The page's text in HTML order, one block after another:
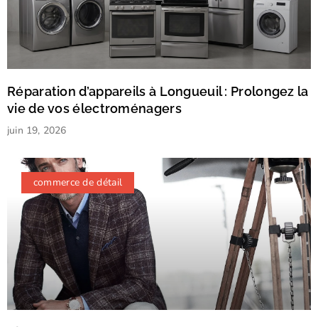
Réparation d’appareils à Longueuil : Prolongez la
vie de vos électroménagers
juin 19, 2026
commerce de détail